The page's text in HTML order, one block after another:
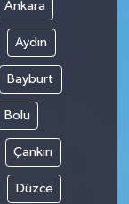
Ankara
Aydın
Bayburt
Bolu
Çankırı
Düzce